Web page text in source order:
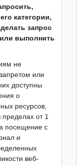
категории,
запрос
выполнить
не
или
доступны
о
ресурсов,
от 1
посещение с
и
веб-